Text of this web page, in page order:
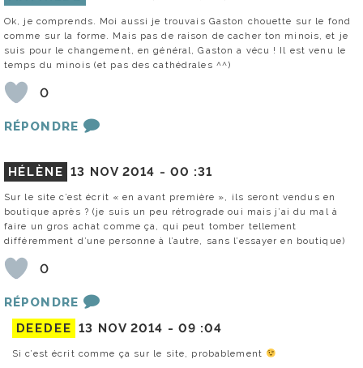
Ok, je comprends. Moi aussi je trouvais Gaston chouette sur le fond
comme sur la forme. Mais pas de raison de cacher ton minois, et je
suis pour le changement, en général, Gaston a vécu ! Il est venu le
temps du minois (et pas des cathédrales ^^)
0
RÉPONDRE
HÉLÈNE 13 NOV 2014 - 00 :31
Sur le site c’est écrit « en avant première », ils seront vendus en
boutique après ? (je suis un peu rétrograde oui mais j’ai du mal à
faire un gros achat comme ça, qui peut tomber tellement
différemment d’une personne à l’autre, sans l’essayer en boutique)
0
RÉPONDRE
DEEDEE 13 NOV 2014 - 09 :04
Si c’est écrit comme ça sur le site, probablement